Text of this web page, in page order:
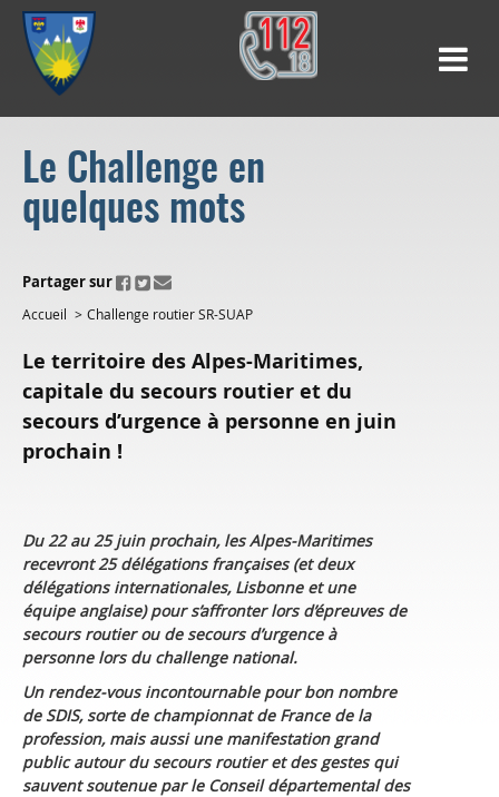
Le Challenge en
quelques mots
ui.fo.accessibility.echappement.partage
Partager sur
Accueil Challenge routier SR-SUAP
Le territoire des Alpes-Maritimes,
capitale du secours routier et du
secours d’urgence à personne en juin
prochain !
Du 22 au 25 juin prochain, les Alpes-Maritimes
recevront 25 délégations françaises (et deux
délégations internationales, Lisbonne et une
équipe anglaise) pour s’affronter lors d’épreuves de
secours routier ou de secours d’urgence à
personne lors du challenge national.
Un rendez-vous incontournable pour bon nombre
de SDIS, sorte de championnat de France de la
profession, mais aussi une manifestation grand
public autour du secours routier et des gestes qui
sauvent soutenue par le Conseil départemental des